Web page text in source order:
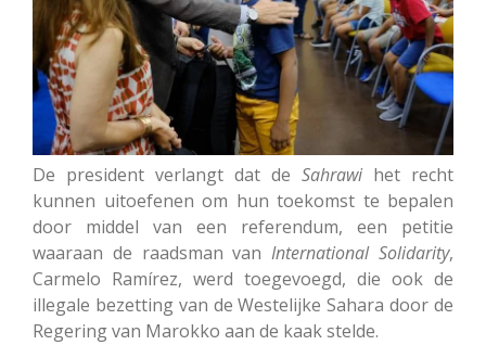
De president verlangt dat de Sahrawi het recht
kunnen uitoefenen om hun toekomst te bepalen
door middel van een referendum, een petitie
waaraan de raadsman vanInternational Solidarity,
Carmelo Ramírez, werd toegevoegd, die ook de
illegale bezetting van de Westelijke Sahara door de
Regering van Marokko aan de kaak stelde.